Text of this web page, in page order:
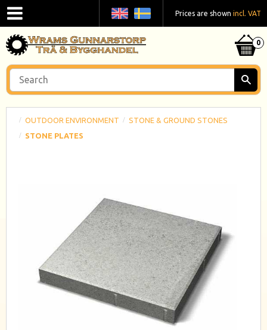
Prices are shown incl. VAT
OUTDOOR ENVIRONMENT
STONE & GROUND STONES
STONE PLATES